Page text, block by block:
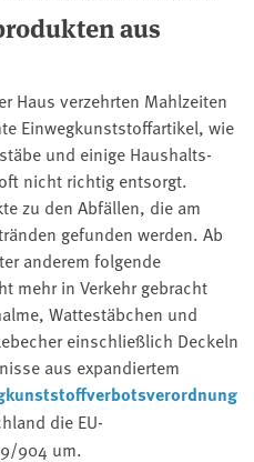
aus
Haus verzehrten Mahlzeiten
Einwegkunststoffartikel, wie
und einige Haushalts-
nicht richtig entsorgt.
zu den Abfällen, die am
gefunden werden. Ab
anderem folgende
mehr in Verkehr gebracht
Wattestäbchen und
einschließlich Deckeln
aus expandiertem
die EU-
904 um.